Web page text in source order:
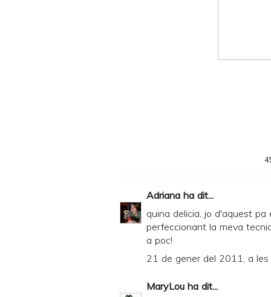
Adriana ha dit...
quina delicia, jo d'aquest
perfeccionant la meva
a poc!
21 de gener del 2011, a
MaryLou ha dit...